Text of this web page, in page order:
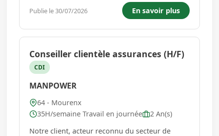
principales missions seront: Être en charge du
démarrage et de l'arrêt de la ligne de pultrusion
selon l'ordre de fabrication Effec...
Publie le 30/07/2026 En savoir plus
Conseiller clientèle assurances (H/F)
CDI
MANPOWER
64 - Mourenx
35H/semaine Travail en journée
2 An(s)
Notre client, acteur reconnu du secteur de